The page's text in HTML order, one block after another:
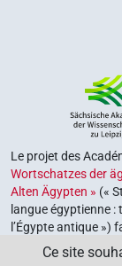
Le projet des
Wortschatzes der
Alten Ägypten » («
langue égyptienne :
l’Égypte antique »)
le gouvernement
République
Ce site